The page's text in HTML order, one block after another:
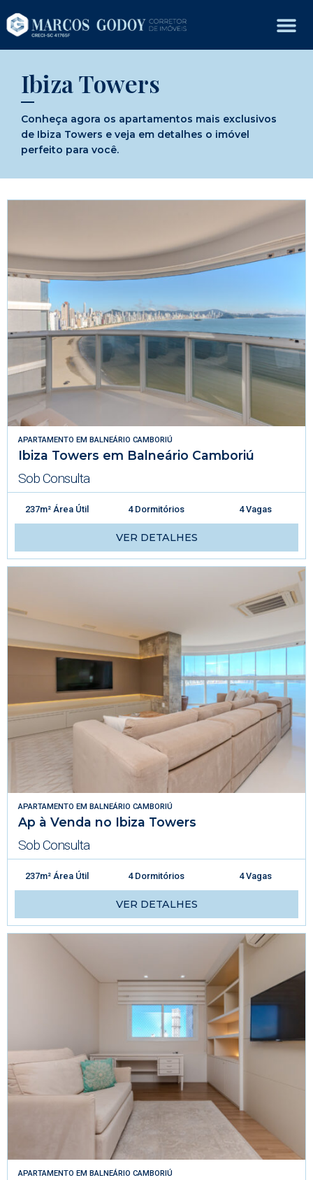
Ibiza Towers
Conheça agora os apartamentos mais exclusivos
de Ibiza Towers e veja em detalhes o imóvel
perfeito para você.
APARTAMENTO EM BALNEÁRIO CAMBORIÚ
Ibiza Towers em Balneário Camboriú
Sob Consulta
237m² Área Útil 4 Dormitórios 4 Vagas
VER DETALHES
APARTAMENTO EM BALNEÁRIO CAMBORIÚ
Ap à Venda no Ibiza Towers
Sob Consulta
237m² Área Útil 4 Dormitórios 4 Vagas
VER DETALHES
APARTAMENTO EM BALNEÁRIO CAMBORIÚ